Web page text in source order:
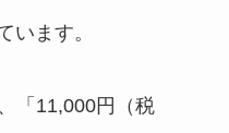
います。
「11,000円（税